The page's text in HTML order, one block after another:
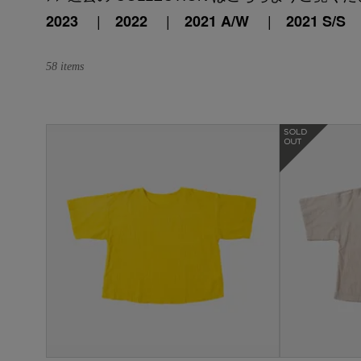
2023 | 2022 | 2021 A/W | 2021 S/S
58 items